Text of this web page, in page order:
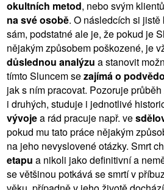
okultních metod, nebo svým
na své osobě. O následcích si
sám, podstatné ale je, že pokud je
nějakým způsobem poškozené, je
důslednou analýzu a stanovit
tímto Sluncem sezajímá o
jak s ním pracovat. Pozoruje průběh
i druhých, studuje i jednotlivé
vývojea rád pracuje např. ve
pokud mu tato práce nějakým
na jeho nevyslovené otázky. Smrt
etapu a nikoli jako definitivní a
se většinou potkává se smrtí v